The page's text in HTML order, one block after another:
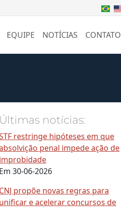
EQUIPE NOTÍCIAS CONTATO
Últimas notícias:
restringe hipóteses em que
penal impede ação de
improbidade
Em 30-06-2026
CNJ propõe novas regras para
unificar e acelerar concursos de